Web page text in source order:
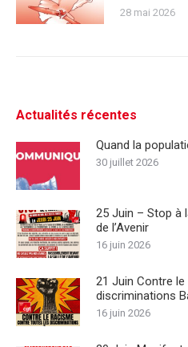
28 mai 2026
Actualités récentes
Quand la
30 juillet 2026
25 Juin – Stop à
de l’Avenir
16 juin 2026
21 Juin Contre
discriminations
16 juin 2026